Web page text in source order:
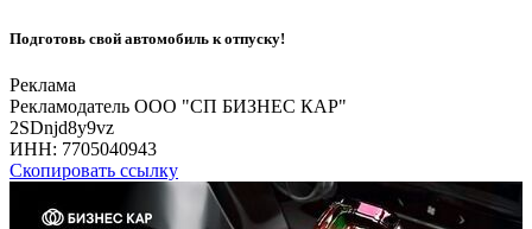
Подготовь свой автомобиль к отпуску!
Реклама
Рекламодатель ООО "СП БИЗНЕС КАР"
2SDnjd8y9vz
ИНН: 7705040943
Скопировать ссылку